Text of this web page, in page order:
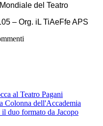
del Teatro
– Org. iL TiAeFfe APS
al Teatro Pagani
Colonna dell'Accademia
duo formato da Jacopo